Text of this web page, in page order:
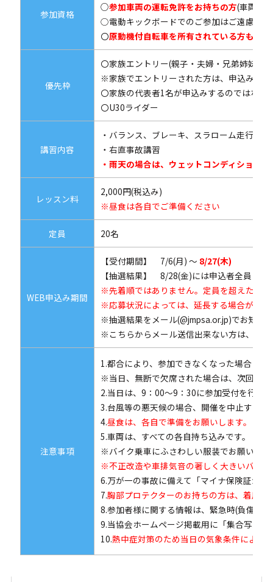
参加資格
○参加車両の運転免許をお持ちの方(車両は
○電動キックボードでのご参加はご遠慮く
〇原動機付自転車を所有されている方も受
優先枠
〇家族エントリー(親子・夫婦・兄弟姉妹)
※家族でエントリーされた方は、申込みフ
〇家族の代表者1名が申込みするのではな
〇U30ライダー
講習内容
・バランス、ブレーキ、スラローム走行
・右直事故講習
・雨天の場合は、ウェットコンディション
レッスン料
2,000円(税込み)
※昼食は各自でご準備ください
定員 20名
WEB申込み期間
【受付期間】 7/6(月) ～ 8/27(木)
【抽選結果】 8/28(金)には申込者全員に
※先着順ではありません。定員を超えた場
※応募状況によっては、延長する場合があり
※抽選結果をメール(@jmpsa.or.jp)でお知ら
※こちらからメール送信出来ない方は、抽
注意事項
1.都合により、参加できなくなった場合は
※当日、無断で欠席された場合は、次回以
2.当日は、9：00～9：30に参加受付を行っ
3.台風等の悪天候の場合、開催を中止する場
4.昼食は、各自で準備をお願いします。
5.車両は、すべての各自持ち込みです。
※バイク乗車にふさわしい服装でお願いし
※不正改造や車排気音の著しく大きいバイ
6.万が一の事故に備えて「マイナ保険証か
7.胸部プロテクターのお持ちの方は、着用し
8.参加者様に関する情報は、緊急時(負傷時
9.当協会ホームページ掲載用に「集合写真
10.熱中症対策のため当日の気象条件により